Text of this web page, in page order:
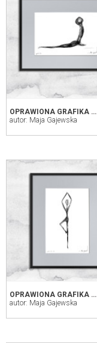
OPRAWIONA GRAFIKA JOGA - NR 148
autor: Maja Gajewska
OPRAWIONA GRAFIKA JOGA - NR 146
autor: Maja Gajewska